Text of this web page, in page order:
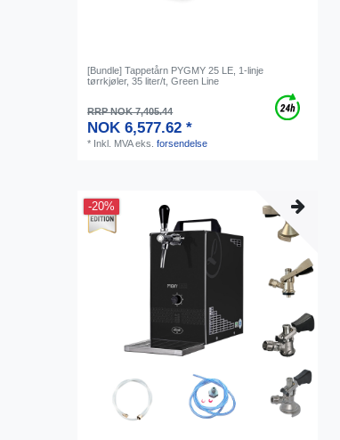
[Bundle] Tappetårn PYGMY 25 LE, 1-linje
tørrkjøler, 35 liter/t, Green Line
RRP NOK 7,405.44
NOK 6,577.62 *
* Inkl. MVAeks.forsendelse
-20%